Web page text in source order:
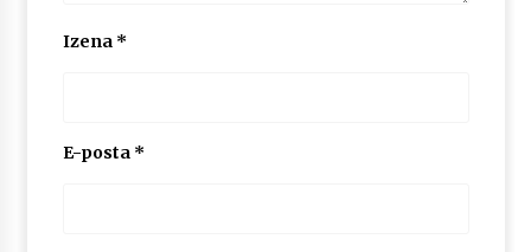
Izena *
E-posta *